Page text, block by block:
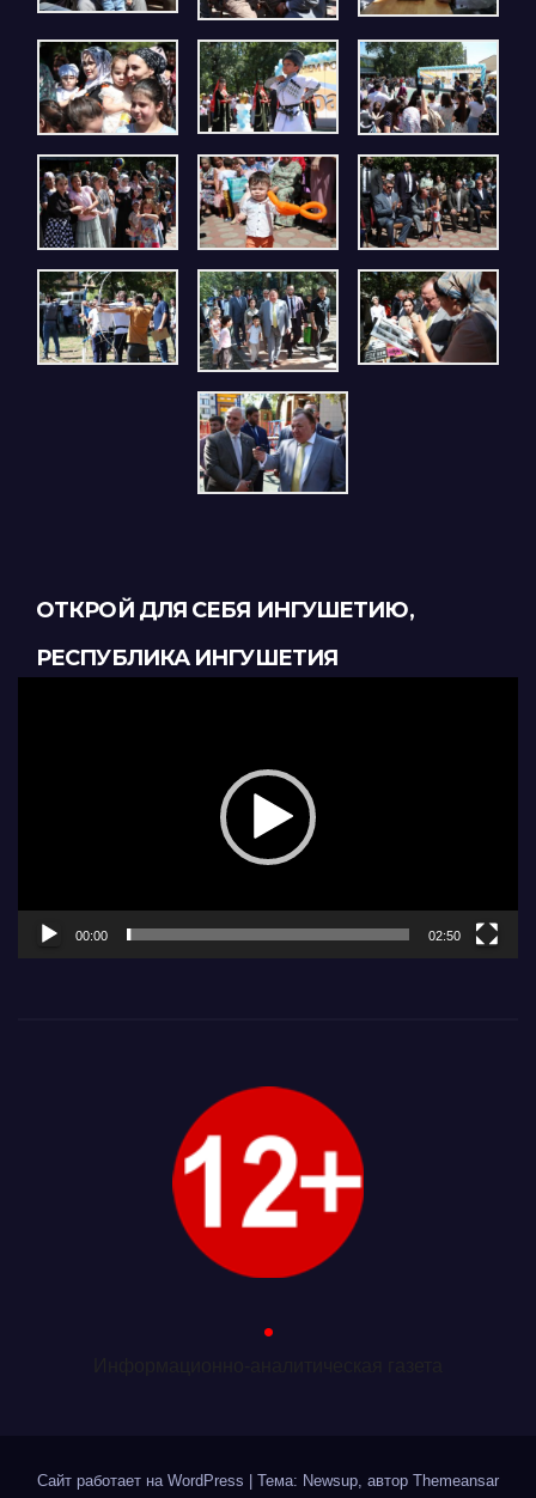
ОТКРОЙ ДЛЯ СЕБЯ ИНГУШЕТИЮ,
РЕСПУБЛИКА ИНГУШЕТИЯ
00:00 02:50
.
Сайт работает на WordPress Тема: Newsup, автор Themeansar